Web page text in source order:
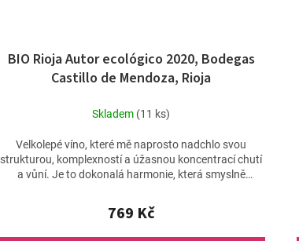
BIO Rioja Autor ecológico 2020, Bodegas
Castillo de Mendoza, Rioja
Skladem (11 ks)
769 Kč
Velkolepé víno, které mě naprosto nadchlo svou
strukturou, komplexností a úžasnou koncentrací chutí
a vůní. Je to dokonalá harmonie, která smyslně